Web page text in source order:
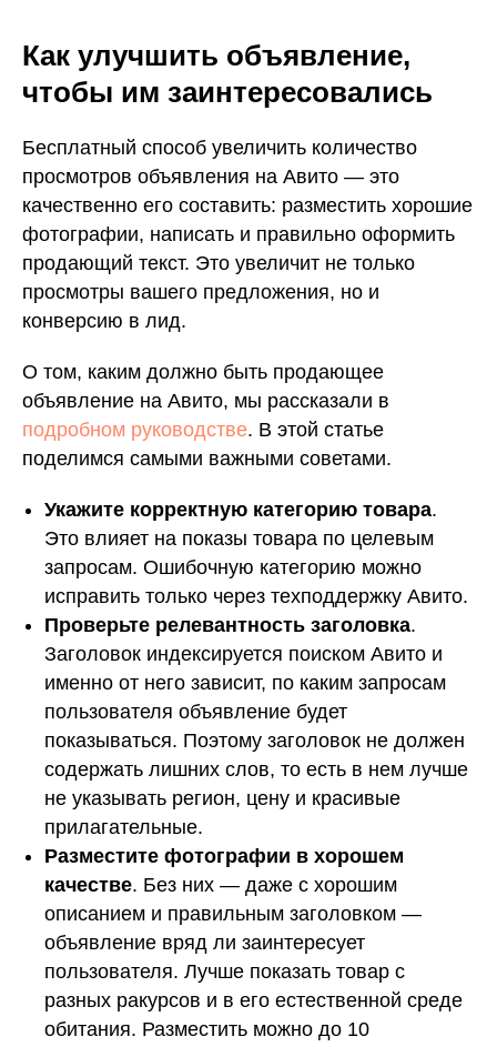
Как улучшить объявление,
чтобы им заинтересовались
Бесплатный способ увеличить количество
просмотров объявления на Авито — это
качественно его составить: разместить хорошие
фотографии, написать и правильно оформить
продающий текст. Это увеличит не только
просмотры вашего предложения, но и
конверсию в лид.
О том, каким должно быть продающее
объявление на Авито, мы рассказали в
подробном руководстве. В этой статье
поделимся самыми важными советами.
Укажите корректную категорию товара.
Это влияет на показы товара по целевым
запросам. Ошибочную категорию можно
исправить только через техподдержку Авито.
Проверьте релевантность заголовка.
Заголовок индексируется поиском Авито и
именно от него зависит, по каким запросам
пользователя объявление будет
показываться. Поэтому заголовок не должен
содержать лишних слов, то есть в нем лучше
не указывать регион, цену и красивые
прилагательные.
Разместите фотографии в хорошем
качестве. Без них — даже с хорошим
описанием и правильным заголовком —
объявление вряд ли заинтересует
пользователя. Лучше показать товар с
разных ракурсов и в его естественной среде
обитания. Разместить можно до 10